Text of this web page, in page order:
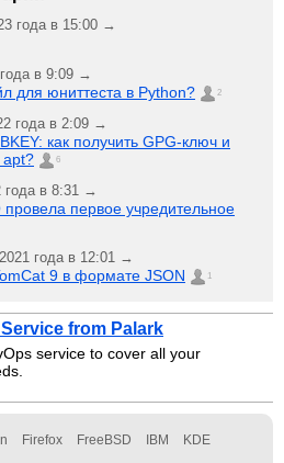
года в 15:00 →
в 9:09 →
для юниттеста в Python? 2
года в 2:09 →
как получить GPG-ключ и
apt?
6
года в 8:31 →
первое учредительное
года в 12:01 →
9 в формате JSON 1
from Palark
service to cover all your
Firefox FreeBSD IBM KDE